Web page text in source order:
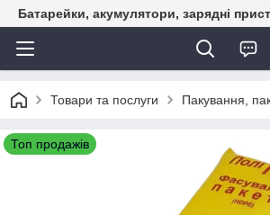
Батарейки, акумулятори, зарядні
Товари та послуги Пакування,
Топ продажів